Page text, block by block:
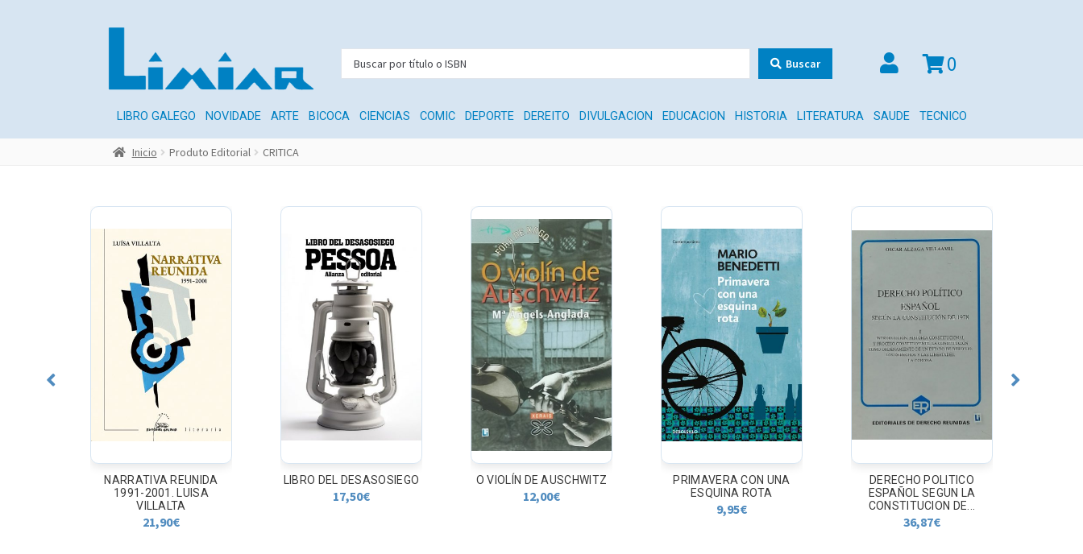
Buscar 0
LIBRO GALEGO NOVIDADE ARTE BICOCA CIENCIAS COMIC DEPORTE DEREITO DIVULGACION EDUCACION HISTORIA LITERATURA SAUDE TECNICO
Inicio Produto Editorial CRITICA
NARRATIVA REUNIDA
1991-2001. LUISA
VILLALTA
21,90€
LIBRO DEL DESASOSIEGO
17,50€
O VIOLÍN DE AUSCHWITZ
12,00€
PRIMAVERA CON UNA
ESQUINA ROTA
9,95€
DERECHO POLITICO
ESPAÑOL SEGUN LA
CONSTITUCION DE...
36,87€